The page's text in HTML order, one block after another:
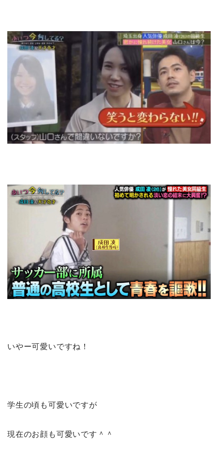
いやー可愛いですね！
学生の頃も可愛いですが
現在のお顔も可愛いです＾＾